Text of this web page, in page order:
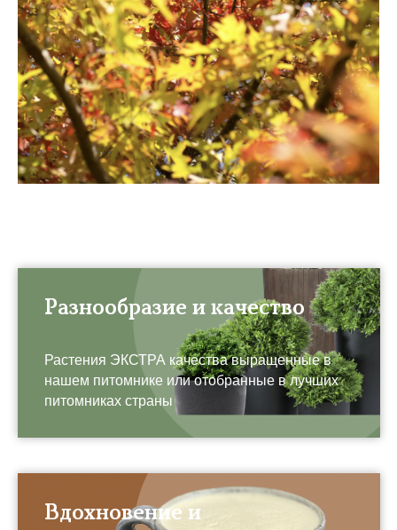
Разнообразие и качество
Растения ЭКСТРА качества выращенные в
нашем питомнике или отобранные в лучших
питомниках страны
Вдохновение и